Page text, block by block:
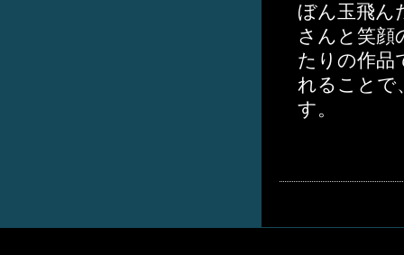
ぼん玉飛ん
さんと笑顔
たりの作品
れることで
す。